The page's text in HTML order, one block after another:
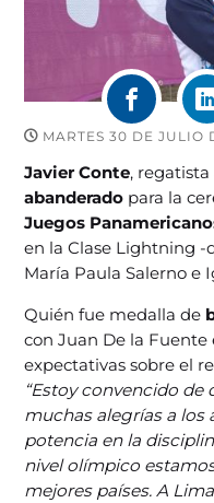
MARTES 30 DE JULIO
Javier Conte,
abanderado para la
Juegos
en la Clase Lightning
María Paula Salerno e
Quién fue medalla de
con Juan De la Fuente
expectativas sobre el
“Estoy convencido de
muchas alegrías a los
potencia en la
nivel olímpico
mejores países. A